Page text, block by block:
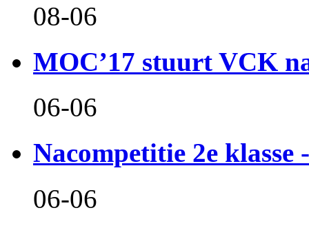
08-06
MOC’17 stuurt VCK
06-06
Nacompetitie 2e klasse
06-06